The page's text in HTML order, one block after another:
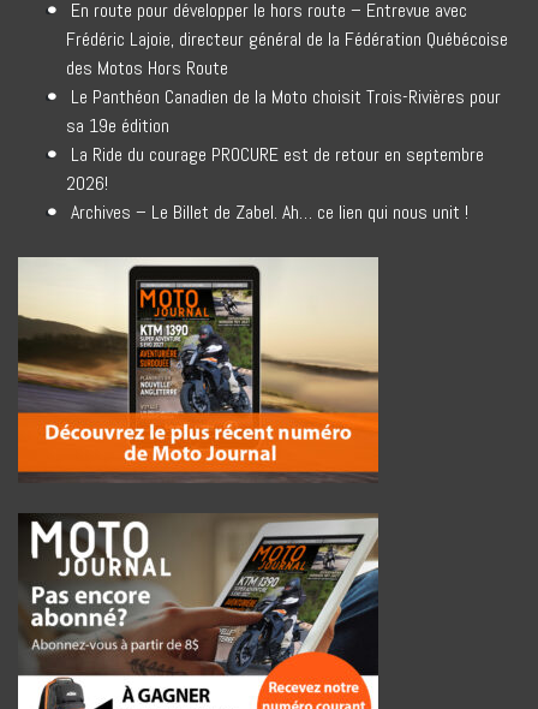
En route pour développer le hors route – Entrevue avec
Frédéric Lajoie, directeur général de la Fédération Québécoise
des Motos Hors Route
Le Panthéon Canadien de la Moto choisit Trois-Rivières pour
sa 19e édition
La Ride du courage PROCURE est de retour en septembre
2026!
Archives – Le Billet de Zabel. Ah… ce lien qui nous unit !